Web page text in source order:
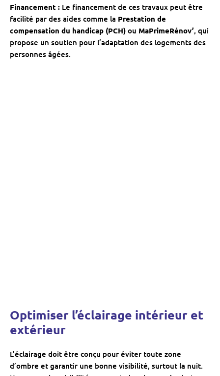
Financement : Le financement de ces travaux peut être
facilité par des aides comme la Prestation de
compensation du handicap (PCH) ou MaPrimeRénov’, qui
propose un soutien pour l’adaptation des logements des
personnes âgées.
Optimiser l’éclairage intérieur et
extérieur
L’éclairage doit être conçu pour éviter toute zone
d’ombre et garantir une bonne visibilité, surtout la nuit.